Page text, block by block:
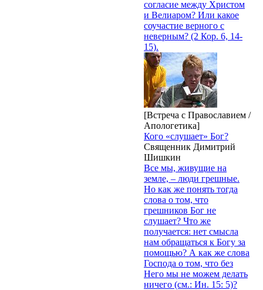
согласие между Христом
и Велиаром? Или какое
соучастие верного с
неверным? (2 Кор. 6, 14-
15).
[Встреча с Православием /
Апологетика]
Кого «слушает» Бог?
Священник Димитрий
Шишкин
Все мы, живущие на
земле, – люди грешные.
Но как же понять тогда
слова о том, что
грешников Бог не
слушает? Что же
получается: нет смысла
нам обращаться к Богу за
помощью? А как же слова
Господа о том, что без
Него мы не можем делать
ничего (см.: Ин. 15: 5)?